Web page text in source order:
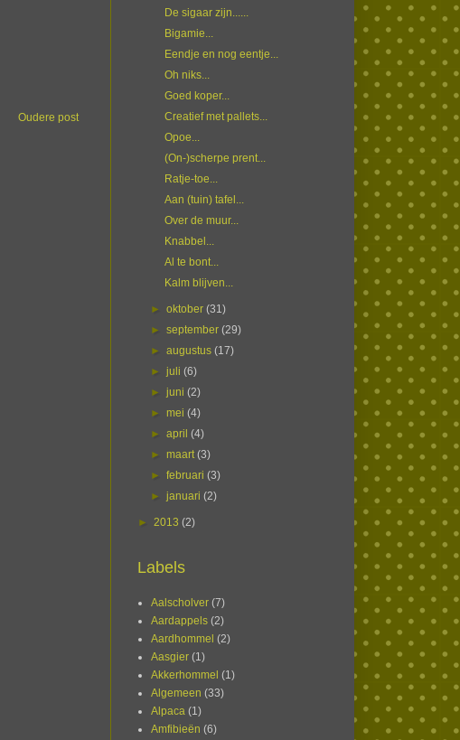
Oudere post
De sigaar zijn......
Bigamie...
Eendje en nog eentje...
Oh niks...
Goed koper...
Creatief met pallets...
Opoe...
(On-)scherpe prent...
Ratje-toe...
Aan (tuin) tafel...
Over de muur...
Knabbel...
Al te bont...
Kalm blijven...
►oktober(31)
►september(29)
►augustus(17)
►juli(6)
►juni(2)
► mei(4)
►april(4)
► maart(3)
►februari(3)
►januari(2)
► 2013 (2)
Labels
Aalscholver (7)
Aardappels (2)
Aardhommel (2)
Aasgier (1)
Akkerhommel (1)
Algemeen (33)
Alpaca (1)
Amfibieën (6)